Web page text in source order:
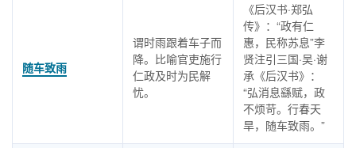
随车致雨
谓时雨跟着车子而
降。比喻官吏施行
仁政及时为民解
忧。
《后汉书·郑弘
传》：“政有仁
惠，民称苏息”李
贤注引三国·吴·谢
承《后汉书》：
“弘消息繇赋，政
不烦苛。行春天
旱，随车致雨。”